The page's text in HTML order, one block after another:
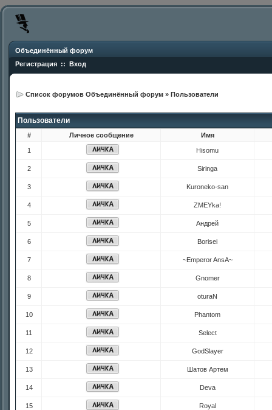
Объединённый форум
Регистрация :: Вход
Список форумов Объединённый форум » Пользователи
Пользователи
# Личное сообщение Имя
1 Hisomu
2 Siringa
3 Kuroneko-san
4 ZMEYka!
5 Андрей
6 Borisei
7 ~Emperor AnsA~
8 Gnomer
9 oturaN
10 Phantom
11 Select
12 GodSlayer
13 Шатов Артем
14 Deva
15 Royal